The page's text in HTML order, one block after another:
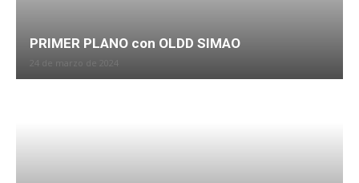
PRIMER PLANO con OLDD SIMAO
24 de marzo de 2024